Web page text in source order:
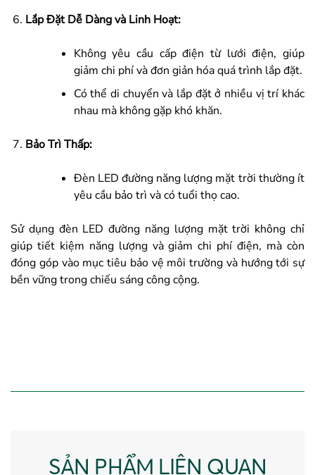
Lắp Đặt Dễ Dàng và Linh Hoạt:
Không yêu cầu cấp điện từ lưới điện, giúp
giảm chi phí và đơn giản hóa quá trình lắp đặt.
Có thể di chuyển và lắp đặt ở nhiều vị trí khác
nhau mà không gặp khó khăn.
Bảo Trì Thấp:
Đèn LED đường năng lượng mặt trời thường ít
yêu cầu bảo trì và có tuổi thọ cao.
Sử dụng đèn LED đường năng lượng mặt trời không chỉ
giúp tiết kiệm năng lượng và giảm chi phí điện, mà còn
đóng góp vào mục tiêu bảo vệ môi trường và hướng tới sự
bền vững trong chiếu sáng công cộng.
SẢN PHẨM LIÊN QUAN